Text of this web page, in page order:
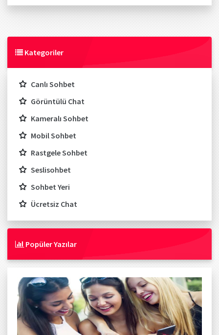
Kategoriler
Canlı Sohbet
Görüntülü Chat
Kameralı Sohbet
Mobil Sohbet
Rastgele Sohbet
Seslisohbet
Sohbet Yeri
Ücretsiz Chat
Popüler Yazılar